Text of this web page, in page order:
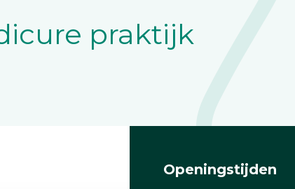
praktijk
Openingstijden